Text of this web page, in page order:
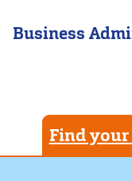
Business
Find